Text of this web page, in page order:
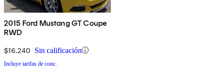
2015 Ford Mustang GT Coupe
RWD
$16,240 Sin calificación
Incluye tarifas de conc.